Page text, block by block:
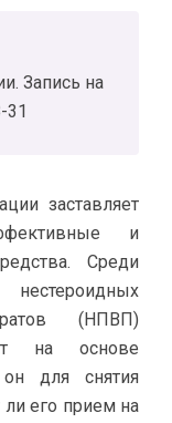
Запись на
31
заставляет
и
Среди
(НПВП)
на основе
для снятия
ли его прием на